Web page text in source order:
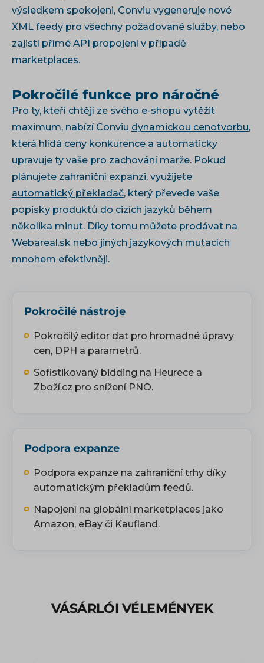
výsledkem spokojeni, Conviu vygeneruje nové
XML feedy pro všechny požadované služby, nebo
zajistí přímé API propojení v případě
marketplaces.
Pokročilé funkce pro náročné
Pro ty, kteří chtějí ze svého e-shopu vytěžit
maximum, nabízí Conviu dynamickou cenotvorbu,
která hlídá ceny konkurence a automaticky
upravuje ty vaše pro zachování marže. Pokud
plánujete zahraniční expanzi, využijete
automatický překladač, který převede vaše
popisky produktů do cizích jazyků během
několika minut. Díky tomu můžete prodávat na
Webareal.sk nebo jiných jazykových mutacích
mnohem efektivněji.
Pokročilé nástroje
Pokročilý editor dat pro hromadné úpravy
cen, DPH a parametrů.
Sofistikovaný bidding na Heurece a
Zboží.cz pro snížení PNO.
Podpora expanze
Podpora expanze na zahraniční trhy díky
automatickým překladům feedů.
Napojení na globální marketplaces jako
Amazon, eBay či Kaufland.
VÁSÁRLÓI VÉLEMÉNYEK